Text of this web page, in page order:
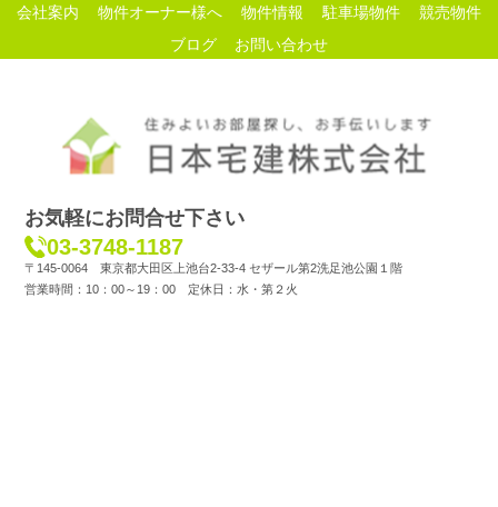
会社案内 物件オーナー様へ 物件情報 駐車場物件
競売物件
ブログ
お問い合わせ
お気軽にお問合せ下さい
03-3748-1187
〒145-0064 東京都大田区上池台2-33-4 セザール第2洗足池公園１階
営業時間：10：00～19：00 定休日：水・第２火